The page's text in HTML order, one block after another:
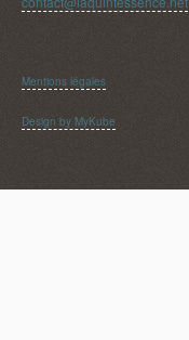
Mentions légales
Design by MyKube